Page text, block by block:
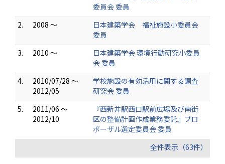
委員会 委員
2.
2008 ～
日本建築学会 福祉施設小委員会
委員
3.
2010 ～
日本建築学会 環境行動研究小委員
会 委員
4.
2010/07/28 ～
2012/05
学校施設の有効活用に関する調査
研究会 委員
5.
2011/06 ～
2012/10
『西新井駅西口駅前広場及び南街
区の整備計画作成業務委託』プロ
ポーザル選定委員会 委員
全件表示（63件）